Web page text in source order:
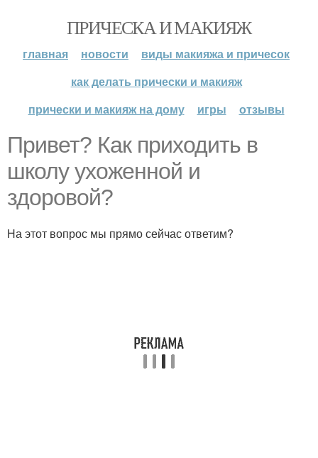
ПРИЧЕСКА И МАКИЯЖ
главная новости
виды макияжа и причесок
как делать прически и макияж
прически и макияж на дому
игры отзывы
Привет? Как приходить в
школу ухоженной и
здоровой?
На этот вопрос мы прямо сейчас ответим?